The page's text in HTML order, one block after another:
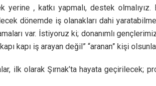
, katkı yapmalı, destek olmalıyız.
dönemde iş olanakları dahi yaratabilmek
var. İstiyoruz ki; donanımlı
kapı iş arayan değil” “aranan” kişi
ilk olarak Şırnak’ta hayata geçirilecek;